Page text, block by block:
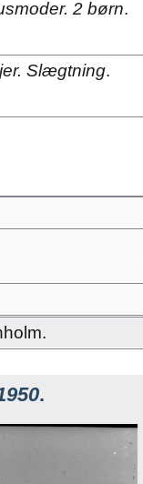
2 børn.
Slægtning.
.